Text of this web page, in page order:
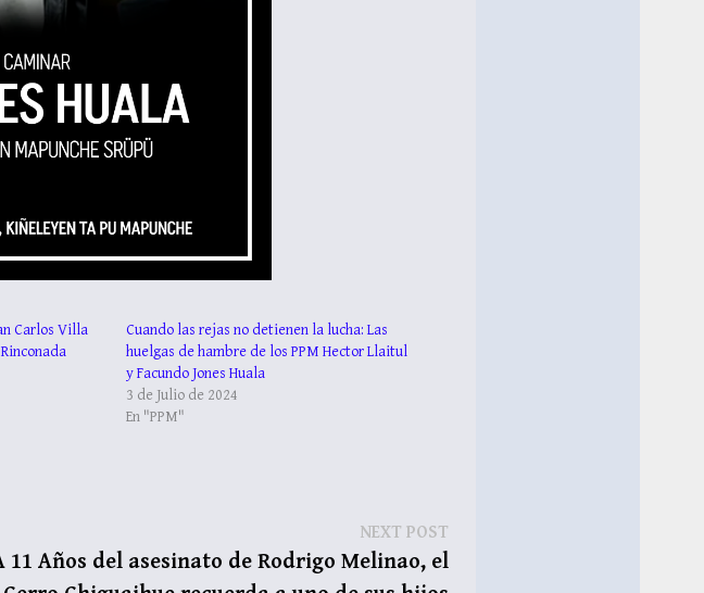
Carlos Villa
Cuando las rejas no detienen la lucha: Las
huelgas de hambre de los PPM Hector Llaitul
y Facundo Jones Huala
3 de Julio de 2024
En "PPM"
NEXT POST
11 Años del asesinato de Rodrigo Melinao, el